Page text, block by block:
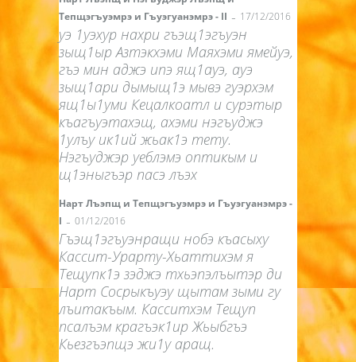
Тепщэгъуэмрэ и Гъуэгуанэмрэ - II - 17/12/2016
уэ 1уэхур нахри гъэщ1эгъуэн
зыщ1ыр Азтэкхэми Маяхэми ямейуэ,
гъэ мин аджэ ипэ ящ1ауэ, ауэ
зыщ1ари дымыщ1э мывэ гуэрхэм
ящ1ы1уми Кецалкоатл и сурэтыр
къагъуэтахэщ, ахэми нэгъуджэ
1улъу ик1ий жьак1э тету.
Нэгъуджэр уеблэмэ оптикым и
щ1эныгъэр пасэ лъэх
Нарт Лъэпщ и Тепщэгъуэмрэ и Гъуэгуанэмрэ -
I - 01/12/2016
Гъэщ1эгъуэнращи нобэ къасыху
Кассит-Урарту-Хьаттихэм я
Тещупк1э зэджэ тхьэпэлъытэр ди
Нарт Сосрыкъуэу щытам зыми гу
лъитакъым. Касситхэм Тещуп
псалъэм крагъэк1ир Жьыбгъэ
Кьезгъэпщэ жи1у аращ.